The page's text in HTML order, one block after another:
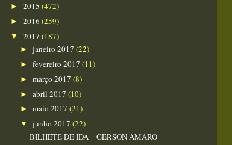
► 2015 (472)
► 2016 (259)
▼ 2017 (187)
► janeiro 2017 (22)
► fevereiro 2017 (11)
► março 2017 (8)
► abril 2017 (10)
► maio 2017 (21)
▼ junho 2017 (22)
BILHETE DE IDA – GERSON AMARO